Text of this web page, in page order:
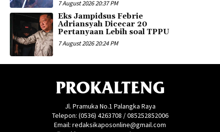
7 August 2026 20:37 PM
Eks Jampidsus Febrie
Adriansyah Dicecar 20
Pertanyaan Lebih soal TPPU
7 August 2026 20:24 PM
PROKALTENG
Jl. Pramuka No.1 Palangka Raya
Telepon: (0536) 4263708 / 085252852006
Email: redaksikaposonline@gmail.com